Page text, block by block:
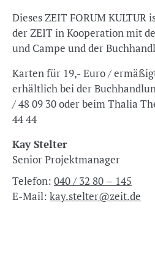
Dieses ZEIT FORUM
der ZEIT in Kooperation mit
und Campe und der
Karten für 19,- Euro /
erhältlich bei der
/ 48 09 30 oder beim Thalia
44 44
Kay Stelter
Senior Projektmanager
Telefon: 040 / 32 80 – 145
E-Mail: kay.stelter@zeit.de